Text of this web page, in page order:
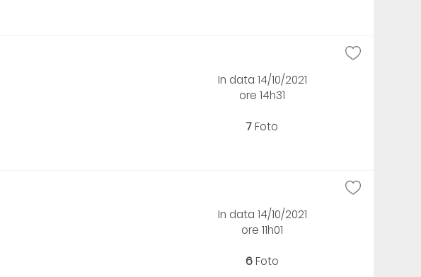
In data 14/10/2021
ore 14h31
7 Foto
In data 14/10/2021
ore 11h01
6 Foto